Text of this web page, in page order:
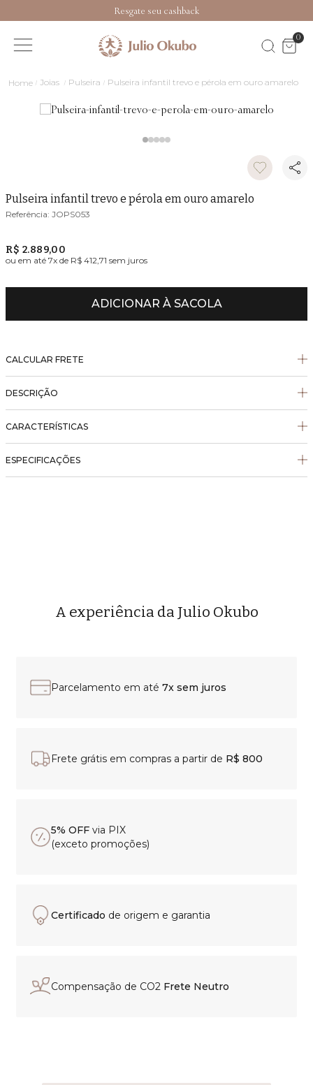
Resgate seu cashback
0
Joias Pulseira Pulseira infantil trevo e pérola em ouro amarelo
Pulseira infantil trevo e pérola em ouro amarelo
JOPS053
R$ 2.889,00
ou em até7x de R$ 412,71 sem juros
ADICIONAR À SACOLA
CALCULAR FRETE
DESCRIÇÃO
CARACTERÍSTICAS
ESPECIFICAÇÕES
A experiência da Julio Okubo
Parcelamento em até7x sem juros
Frete grátis em compras a partir deR$ 800
5% OFFvia PIX
(exceto promoções)
Certificadode origem e garantia
Compensação de CO2 Frete Neutro